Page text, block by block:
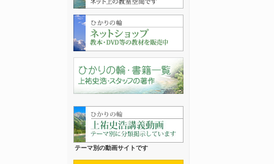
テーマ別の動画サイトです